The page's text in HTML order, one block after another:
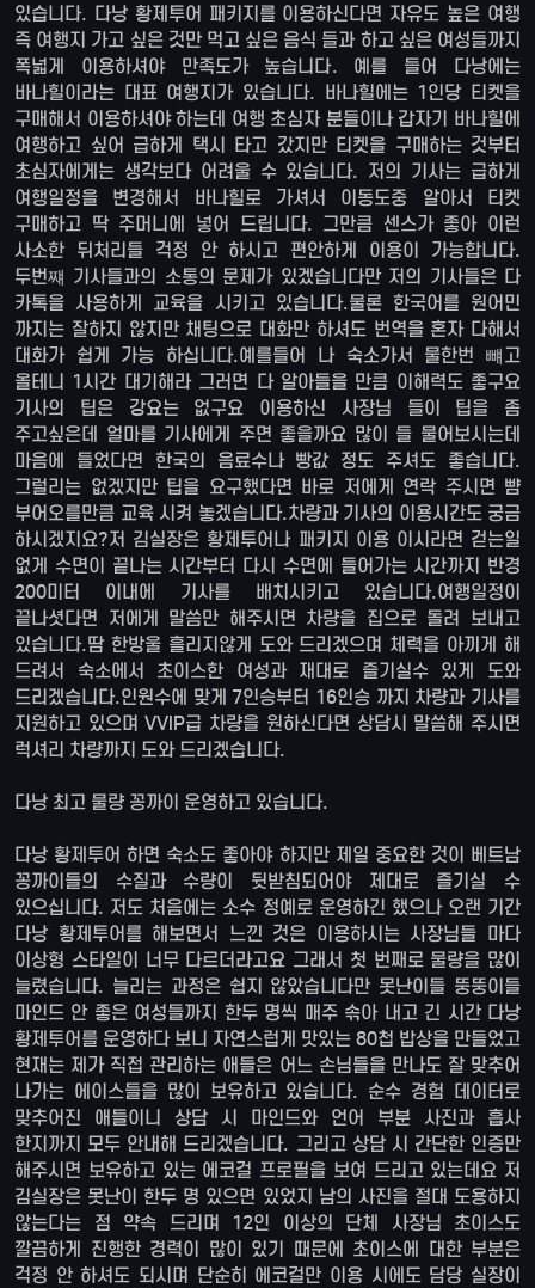
있습니다. 다낭 황제투어 패키지를 이용하신다면 자유도 높은 여행
즉 여행지 가고 싶은 것만 먹고 싶은 음식 들과 하고 싶은 여성들까지
폭넓게 이용하셔야 만족도가 높습니다. 예를 들어 다낭에는
바나힐이라는 대표 여행지가 있습니다. 바나힐에는 1인당 티켓을
구매해서 이용하셔야 하는데 여행 초심자 분들이나 갑자기 바나힐에
여행하고 싶어 급하게 택시 타고 갔지만 티켓을 구매하는 것부터
초심자에게는 생각보다 어려울 수 있습니다. 저의 기사는 급하게
여행일정을 변경해서 바나힐로 가셔서 이동도중 알아서 티켓
구매하고 딱 주머니에 넣어 드립니다. 그만큼 센스가 좋아 이런
사소한 뒤처리들 걱정 안 하시고 편안하게 이용이 가능합니다.
두번쨰 기사들과의 소통의 문제가 있겠습니다만 저의 기사들은 다
카톡을 사용하게 교육을 시키고 있습니다.물론 한국어를 원어민
까지는 잘하지 않지만 채팅으로 대화만 하셔도 번역을 혼자 다해서
대화가 쉽게 가능 하십니다.예를들어 나 숙소가서 물한번 뺴고
올테니 1시간 대기해라 그러면 다 알아들을 만큼 이해력도 좋구요
기사의 팁은 강요는 없구요 이용하신 사장님 들이 팁을 좀
주고싶은데 얼마를 기사에게 주면 좋을까요 많이 들 물어보시는데
마음에 들었다면 한국의 음료수나 빵값 정도 주셔도 좋습니다.
그럴리는 없겠지만 팁을 요구했다면 바로 저에게 연락 주시면 뺨
부어오를만큼 교육 시켜 놓겠습니다.차량과 기사의 이용시간도 궁금
하시겠지요?저 김실장은 황제투어나 패키지 이용 이시라면 걷는일
없게 수면이 끝나는 시간부터 다시 수면에 들어가는 시간까지 반경
200미터 이내에 기사를 배치시키고 있습니다.여행일정이
끝나셧다면 저에게 말씀만 해주시면 차량을 집으로 돌려 보내고
있습니다.땀 한방울 흘리지않게 도와 드리겠으며 체력을 아끼게 해
드려서 숙소에서 초이스한 여성과 재대로 즐기실수 있게 도와
드리겠습니다.인원수에 맞게 7인승부터 16인승 까지 차량과 기사를
지원하고 있으며 VVIP급 차량을 원하신다면 상담시 말씀해 주시면
럭셔리 차량까지 도와 드리겠습니다.
다낭 최고 물량 꽁까이 운영하고 있습니다.
다낭 황제투어 하면 숙소도 좋아야 하지만 제일 중요한 것이 베트남
꽁까이들의 수질과 수량이 뒷받침되어야 제대로 즐기실 수
있으십니다. 저도 처음에는 소수 정예로 운영하긴 했으나 오랜 기간
다낭 황제투어를 해보면서 느낀 것은 이용하시는 사장님들 마다
이상형 스타일이 너무 다르더라고요 그래서 첫 번째로 물량을 많이
늘렸습니다. 늘리는 과정은 쉽지 않았습니다만 못난이들 뚱뚱이들
마인드 안 좋은 여성들까지 한두 명씩 매주 솎아 내고 긴 시간 다낭
황제투어를 운영하다 보니 자연스럽게 맛있는 80첩 밥상을 만들었고
현재는 제가 직접 관리하는 애들은 어느 손님들을 만나도 잘 맞추어
나가는 에이스들을 많이 보유하고 있습니다. 순수 경험 데이터로
맞추어진 애들이니 상담 시 마인드와 언어 부분 사진과 흡사
한지까지 모두 안내해 드리겠습니다. 그리고 상담 시 간단한 인증만
해주시면 보유하고 있는 에코걸 프로필을 보여 드리고 있는데요 저
김실장은 못난이 한두 명 있으면 있었지 남의 사진을 절대 도용하지
않는다는 점 약속 드리며 12인 이상의 단체 사장님 초이스도
깔끔하게 진행한 경력이 많이 있기 때문에 초이스에 대한 부분은
걱정 안 하셔도 되시며 단순히 에코걸만 이용 시에도 담당 실장이